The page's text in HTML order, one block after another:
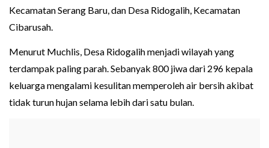
Kecamatan Serang Baru, dan Desa Ridogalih, Kecamatan
Cibarusah.
Menurut Muchlis, Desa Ridogalih menjadi wilayah yang
terdampak paling parah. Sebanyak 800 jiwa dari 296 kepala
keluarga mengalami kesulitan memperoleh air bersih akibat
tidak turun hujan selama lebih dari satu bulan.